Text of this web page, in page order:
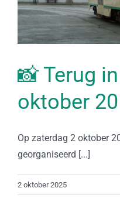
📸 Terug
oktober
Op zaterdag 2 oktober
georganiseerd [...]
2 oktober 2025